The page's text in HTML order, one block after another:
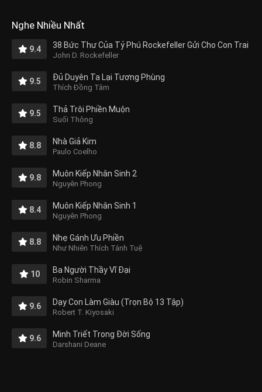
Nghe Nhiều Nhất
9.4 38 Bức Thư Của Tỷ Phú Rockefeller Gửi Cho Con Trai
John D. Rockefeller
9.5 Đủ Duyên Ta Lại Tương Phùng
Thích Đồng Tâm
9.5 Thả Trôi Phiền Muộn
Suối Thông
8.8 Nhà Giả Kim
Paulo Coelho
9.8 Muôn Kiếp Nhân Sinh 2
Nguyên Phong
8.4 Muôn Kiếp Nhân Sinh 1
Nguyên Phong
8.8 Nhẹ Gánh Ưu Phiền
Như Nhiên Thích Tánh Tuệ
10 Ba Người Thầy Vĩ Đại
Robin Sharma
9.6 Dạy Con Làm Giàu (Trọn Bộ 13 Tập)
Robert T. Kiyosaki
9.6 Minh Triết Trong Đời Sống
Darshani Deane